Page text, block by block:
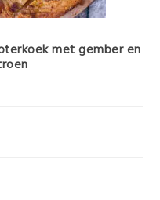
met gember en